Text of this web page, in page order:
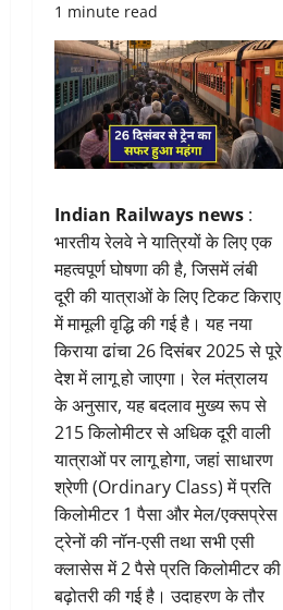
1 minute read
Indian Railways news :
भारतीय रेलवे ने यात्रियों के लिए एक
महत्वपूर्ण घोषणा की है, जिसमें लंबी
दूरी की यात्राओं के लिए टिकट किराए
में मामूली वृद्धि की गई है। यह नया
किराया ढांचा 26 दिसंबर 2025 से पूरे
देश में लागू हो जाएगा। रेल मंत्रालय
के अनुसार, यह बदलाव मुख्य रूप से
215 किलोमीटर से अधिक दूरी वाली
यात्राओं पर लागू होगा, जहां साधारण
श्रेणी (Ordinary Class) में प्रति
किलोमीटर 1 पैसा और मेल/एक्सप्रेस
ट्रेनों की नॉन-एसी तथा सभी एसी
क्लासेस में 2 पैसे प्रति किलोमीटर की
बढ़ोतरी की गई है। उदाहरण के तौर